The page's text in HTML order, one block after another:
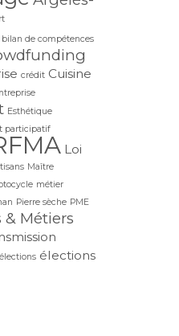
bilan de compétences
crédit Cuisine
Esthétique
participatif
Loi
Maître
métier
Pierre sèche PME
& Métiers
élections élections